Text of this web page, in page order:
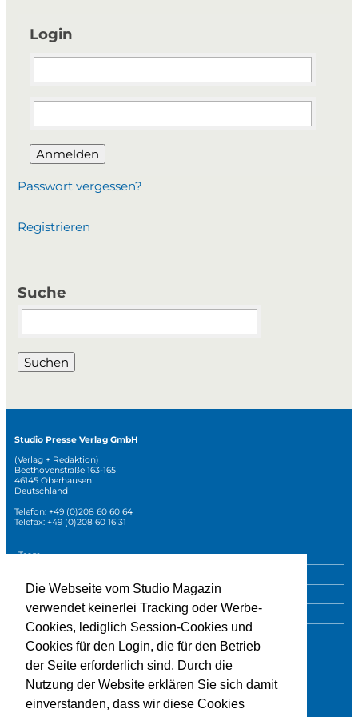
Die Webseite vom Studio Magazin
verwendet keinerlei Tracking oder Werbe-
Cookies, lediglich Session-Cookies und
Cookies für den Login, die für den Betrieb
der Seite erforderlich sind. Durch die
Nutzung der Website erklären Sie sich damit
einverstanden, dass wir diese Cookies
Login
Anmelden
Passwort vergessen?
Registrieren
Suche
Suchbegriffe
Suchen
Studio Presse Verlag GmbH
(Verlag + Redaktion)
Beethovenstraße 163-165
46145 Oberhausen
Deutschland
Telefon: +49 (0)208 60 60 64
Telefax: +49 (0)208 60 16 31
Navigation
Team
Sonderpublikationen
Impressum
Datenschutz
» zur Studio-Website